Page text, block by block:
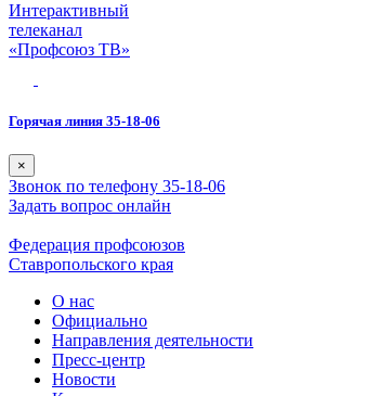
Интерактивный
телеканал
«Профсоюз ТВ»
Горячая линия 35-18-06
×
Звонок по телефону 35-18-06
Задать вопрос онлайн
Федерация профсоюзов
Ставропольского края
О нас
Официально
Направления деятельности
Пресс-центр
Новости